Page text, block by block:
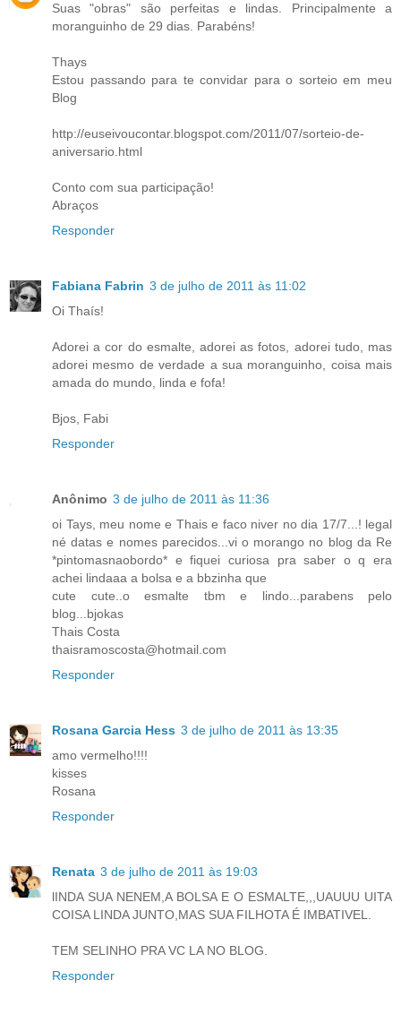
Suas "obras" são perfeitas e lindas. Principalmente a
moranguinho de 29 dias. Parabéns!
Thays
Estou passando para te convidar para o sorteio em meu
Blog
http://euseivoucontar.blogspot.com/2011/07/sorteio-de-
aniversario.html
Conto com sua participação!
Abraços
Responder
Fabiana Fabrin 3 de julho de 2011 às 11:02
Oi Thaís!
Adorei a cor do esmalte, adorei as fotos, adorei tudo, mas
adorei mesmo de verdade a sua moranguinho, coisa mais
amada do mundo, linda e fofa!
Bjos, Fabi
Responder
Anônimo 3 de julho de 2011 às 11:36
oi Tays, meu nome e Thais e faco niver no dia 17/7...! legal
né datas e nomes parecidos...vi o morango no blog da Re
*pintomasnaobordo* e fiquei curiosa pra saber o q era
achei lindaaa a bolsa e a bbzinha que
cute cute..o esmalte tbm e lindo...parabens pelo
blog...bjokas
Thais Costa
thaisramoscosta@hotmail.com
Responder
Rosana Garcia Hess 3 de julho de 2011 às 13:35
amo vermelho!!!!
kisses
Rosana
Responder
Renata 3 de julho de 2011 às 19:03
lINDA SUA NENEM,A BOLSA E O ESMALTE,,,UAUUU UITA
COISA LINDA JUNTO,MAS SUA FILHOTA É IMBATIVEL.
TEM SELINHO PRA VC LA NO BLOG.
Responder